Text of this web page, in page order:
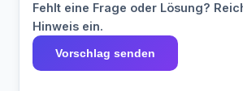
Fehlt eine Frage oder Lösung?
Hinweis ein.
Vorschlag senden